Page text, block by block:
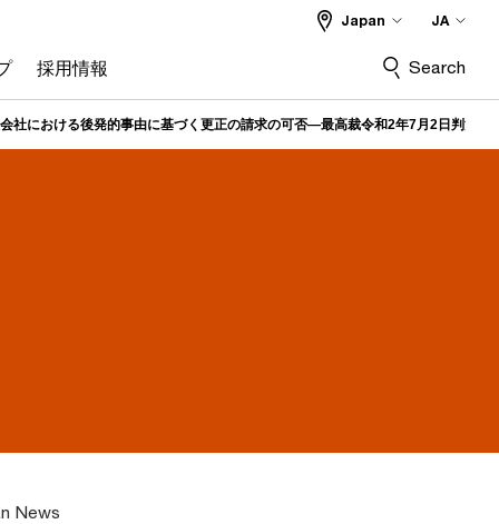
採用情報
Japan JA
Search
社における後発的事由に基づく更正の請求の可否―最高裁令和2年7月2日判決―
News